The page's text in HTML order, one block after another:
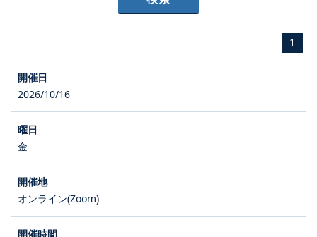
1
2026/10/16
金
オンライン(Zoom)